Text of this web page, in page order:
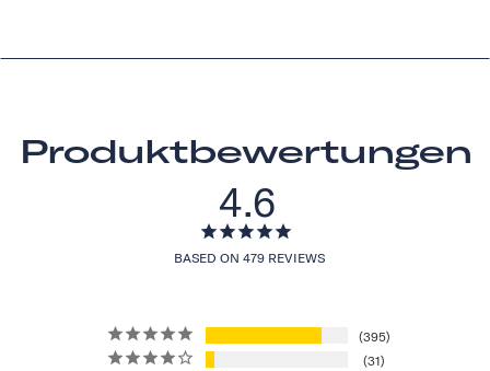
Produktbewertungen
4.6
BASED ON 479 REVIEWS
395
31